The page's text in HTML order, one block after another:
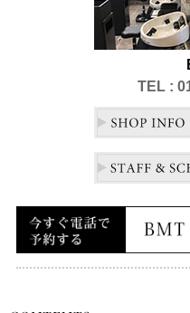
TEL :